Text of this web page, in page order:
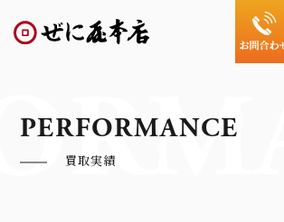
PERFORMANCE
買取実績